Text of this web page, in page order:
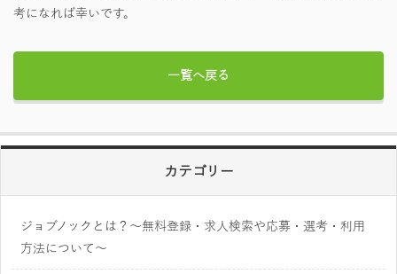
考になれば幸いです。
一覧へ戻る
カテゴリー
ジョブノックとは？～無料登録・求人検索や応募・選考・利用
方法について～